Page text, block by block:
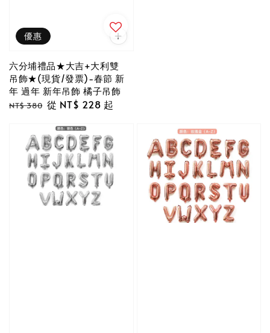
優惠
六分埔禮品★大吉+大利雙
吊飾★(現貨/發票)-春節 新
年 過年 新年吊飾 橘子吊飾
Regular
NT$ 380 Sale
從 NT$ 228 起